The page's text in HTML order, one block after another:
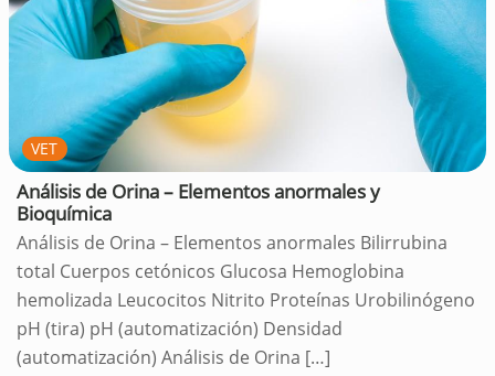
VET
Análisis de Orina – Elementos anormales y
Bioquímica
Análisis de Orina – Elementos anormales Bilirrubina
total Cuerpos cetónicos Glucosa Hemoglobina
hemolizada Leucocitos Nitrito Proteínas Urobilinógeno
pH (tira) pH (automatización) Densidad
(automatización) Análisis de Orina […]